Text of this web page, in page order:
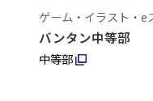
ゲーム・イラスト・e
バンタン中等部
中等部